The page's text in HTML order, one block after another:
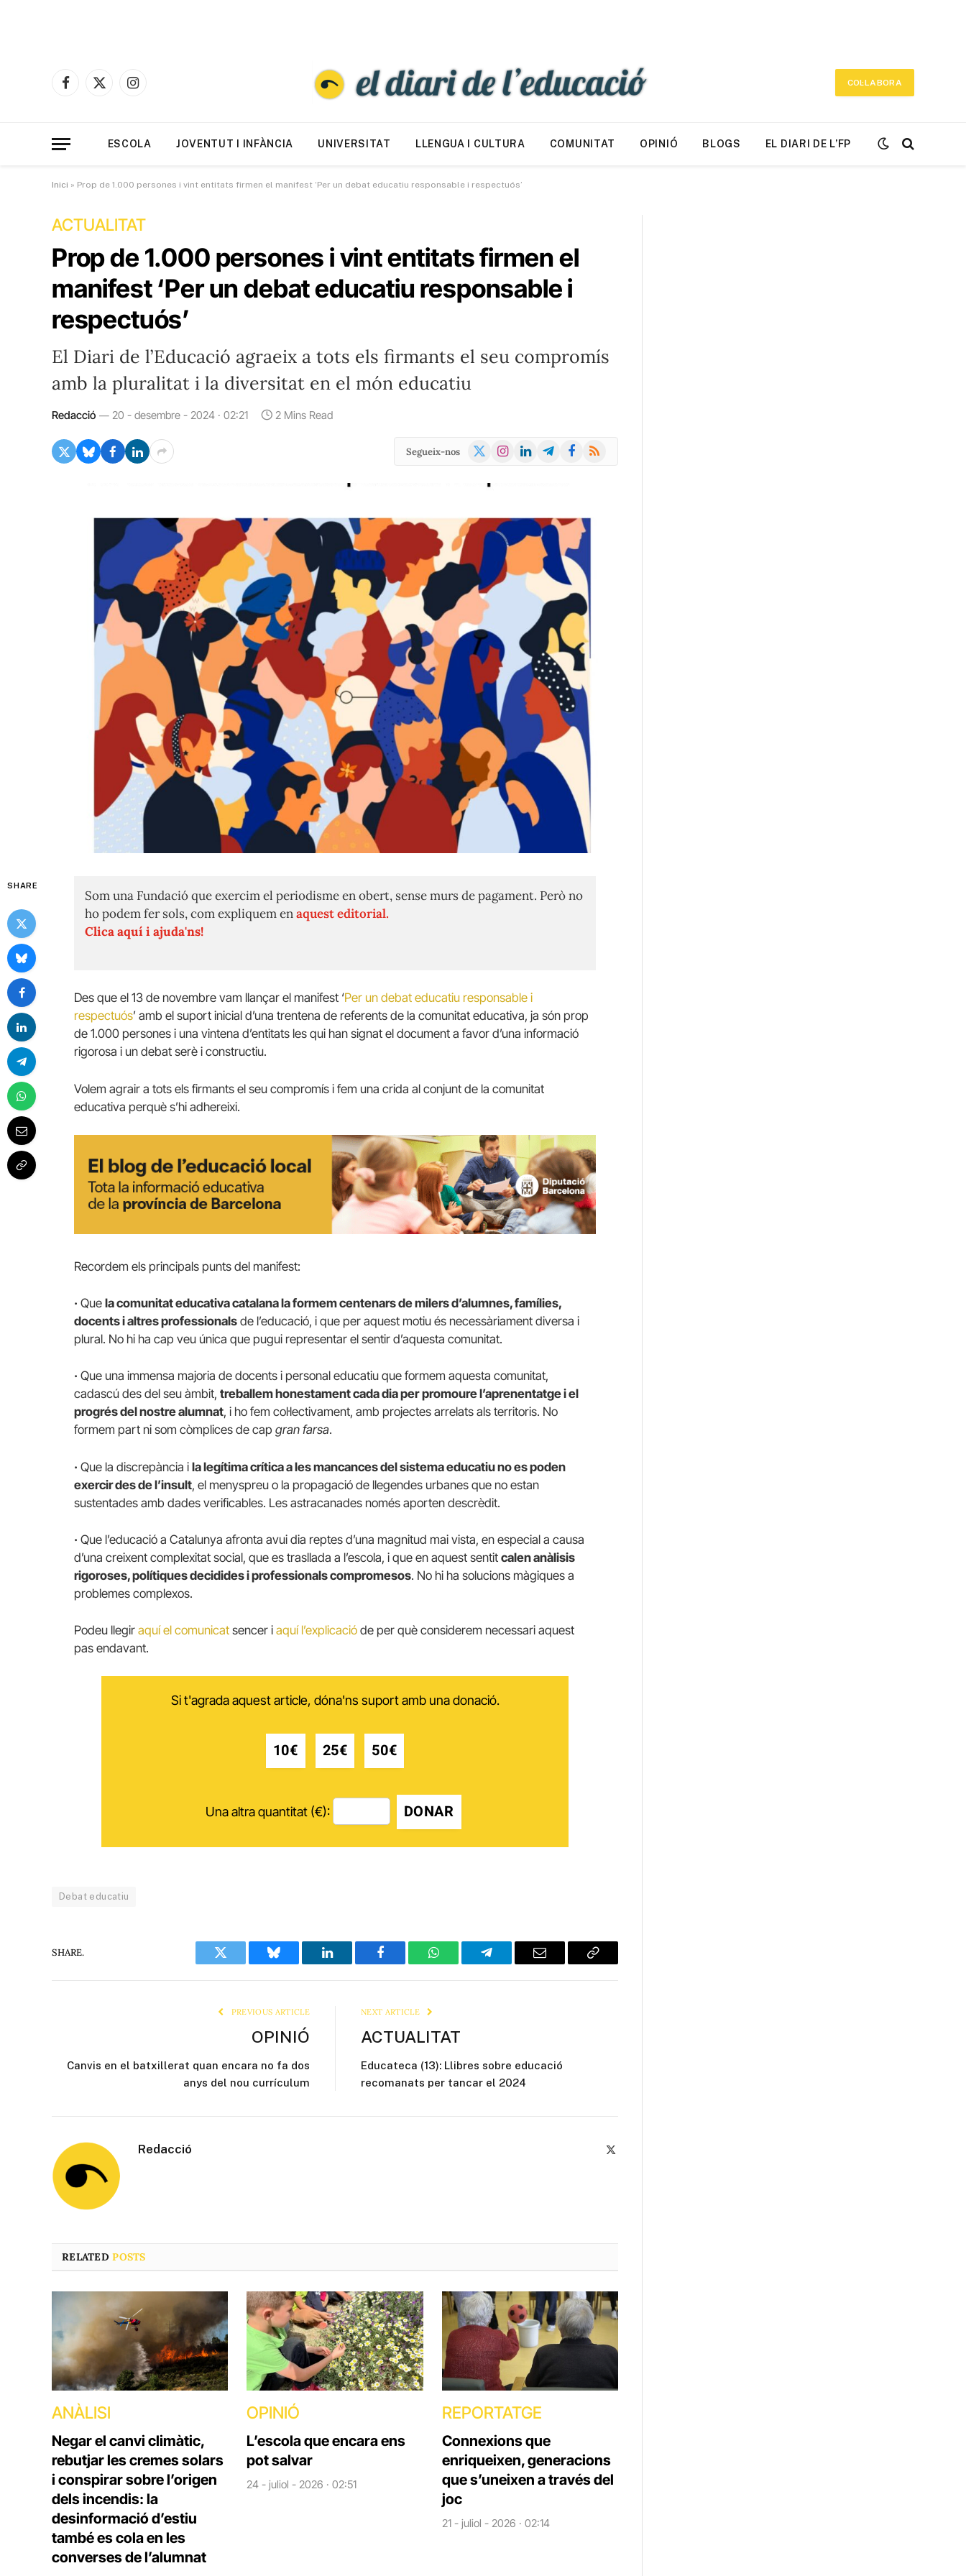
Facebook
X
Instagram
COL·LABORA
ESCOLA JOVENTUT I INFÀNCIA UNIVERSITAT LLENGUA I CULTURA COMUNITAT OPINIÓ BLOGS EL DIARI DE L’FP
Inici » Prop de 1.000 persones i vint entitats firmen el manifest ‘Per un debat educatiu responsable i respectuós’
ACTUALITAT
Prop de 1.000 persones i vint entitats firmen el
manifest ‘Per un debat educatiu responsable i
respectuós’
El Diari de l’Educació agraeix a tots els firmants el seu compromís
amb la pluralitat i la diversitat en el món educatiu
Redacció 20 - desembre - 2024 · 02:21 2 Mins Read
Segueix-nos
X
Instagram
LinkedInTelegramFacebook
RSS
SHARE
Som una Fundació que exercim el periodisme en obert, sense murs de pagament. Però no
ho podem fer sols, com expliquem enaquest editorial.
Clica aquí i ajuda'ns!
Des que el 13 de novembre vam llançar el manifest ‘Per un debat educatiu responsable i
respectuós’ amb el suport inicial d’una trentena de referents de la comunitat educativa, ja són prop
de 1.000 persones i una vintena d’entitats les qui han signat el document a favor d’una informació
rigorosa i un debat serè i constructiu.
Volem agrair a tots els firmants el seu compromís i fem una crida al conjunt de la comunitat
educativa perquè s’hi adhereixi.
Recordem els principals punts del manifest:
· Que la comunitat educativa catalana la formem centenars de milers d’alumnes, famílies,
docents i altres professionals de l’educació, i que per aquest motiu és necessàriament diversa i
plural. No hi ha cap veu única que pugui representar el sentir d’aquesta comunitat.
· Que una immensa majoria de docents i personal educatiu que formem aquesta comunitat,
cadascú des del seu àmbit, treballem honestament cada dia per promoure l’aprenentatge i el
progrés del nostre alumnat, i ho fem col·lectivament, amb projectes arrelats als territoris. No
formem part ni som còmplices de cap gran farsa.
· Que la discrepància i la legítima crítica a les mancances del sistema educatiu no es poden
exercir des de l’insult, el menyspreu o la propagació de llegendes urbanes que no estan
sustentades amb dades verificables. Les astracanades només aporten descrèdit.
· Que l’educació a Catalunya afronta avui dia reptes d’una magnitud mai vista, en especial a causa
d’una creixent complexitat social, que es trasllada a l’escola, i que en aquest sentit calen anàlisis
rigoroses, polítiques decidides i professionals compromesos. No hi ha solucions màgiques a
problemes complexos.
Podeu llegir aquí el comunicat sencer i aquí l’explicació de per què considerem necessari aquest
pas endavant.
Si t'agrada aquest article, dóna'ns suport amb una donació.
10€ 25€ 50€
Una altra quantitat (€): DONAR
Debat educatiu
SHARE.
Twitter Bluesky LinkedIn Facebook WhatsAppTelegram Email
Copy
PREVIOUS ARTICLE
OPINIÓ
Canvis en el batxillerat quan encara no fa dos
anys del nou currículum
NEXT ARTICLE
ACTUALITAT
Educateca (13): Llibres sobre educació
recomanats per tancar el 2024
Redacció
RELATEDPOSTS
ANÀLISI
Negar el canvi climàtic,
rebutjar les cremes solars
i conspirar sobre l’origen
dels incendis: la
desinformació d’estiu
també es cola en les
converses de l’alumnat
OPINIÓ
L’escola que encara ens
pot salvar
24 - juliol - 2026 · 02:51
REPORTATGE
Connexions que
enriqueixen, generacions
que s’uneixen a través del
joc
21 - juliol - 2026 · 02:14